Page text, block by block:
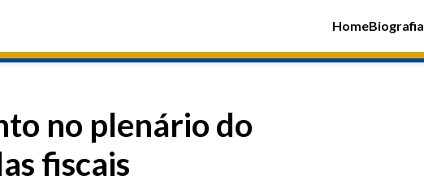
HomeBiografia
no plenário do
fiscais